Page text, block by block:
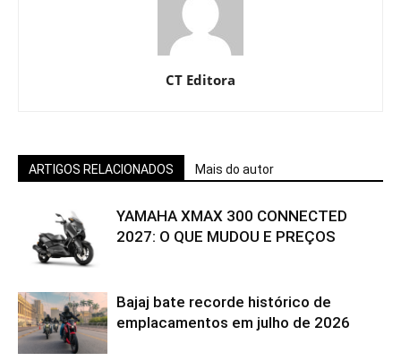
CT Editora
ARTIGOS RELACIONADOS Mais do autor
YAMAHA XMAX 300 CONNECTED
2027: O QUE MUDOU E PREÇOS
Bajaj bate recorde histórico de
emplacamentos em julho de 2026